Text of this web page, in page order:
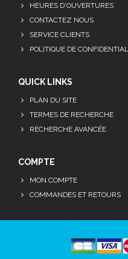
HEURES D'OUVERTURES
CONTACTEZ NOUS
SERVICE CLIENTS
POLITIQUE DE
QUICK LINKS
PLAN DU SITE
TERMES DE RECHERCHE
RECHERCHE AVANCÉE
COMPTE
MON COMPTE
COMMANDES ET RETOURS